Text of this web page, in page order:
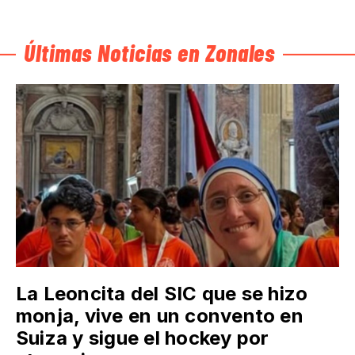
Últimas Noticias en Zonales
La Leoncita del SIC que se hizo
monja, vive en un convento en
Suiza y sigue el hockey por